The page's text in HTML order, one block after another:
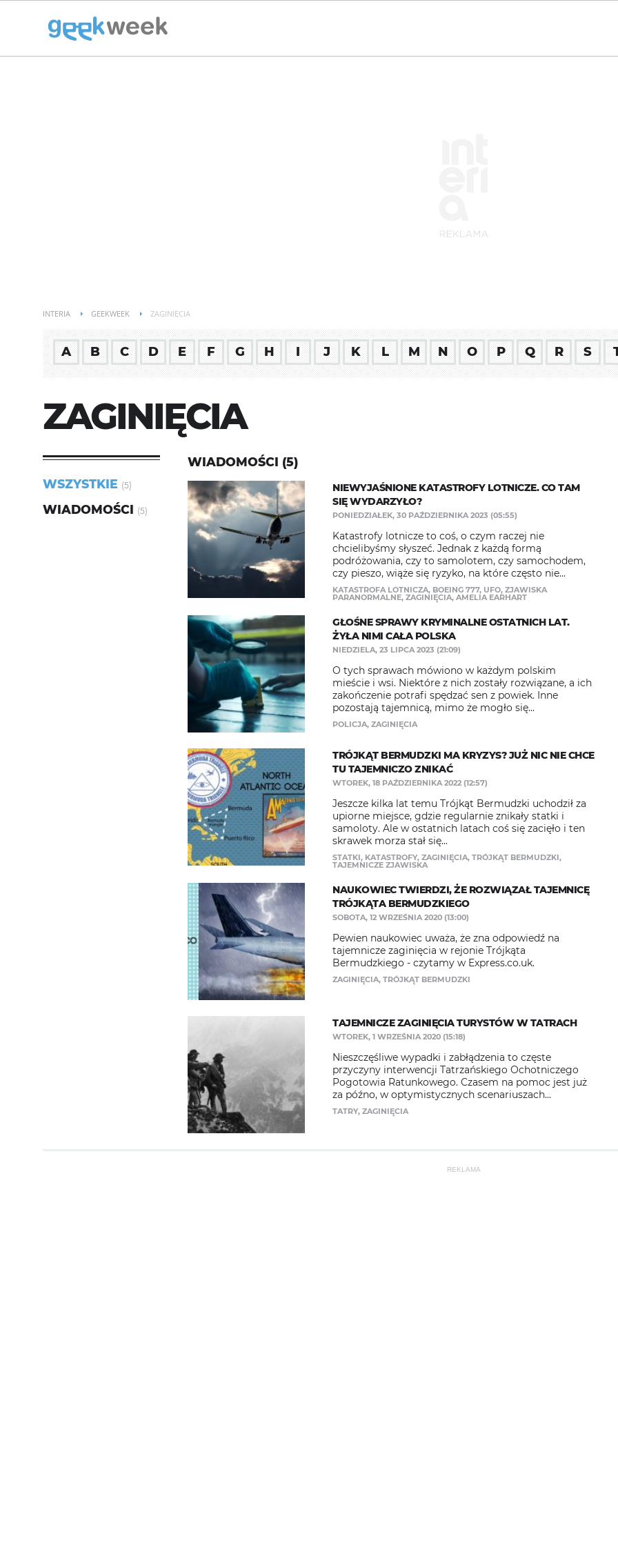
INTERIA GEEKWEEK ZAGINIĘCIA
A B C D E F G H I J K L M N O P Q R S
ZAGINIĘCIA
WSZYSTKIE (5)
WIADOMOŚCI (5)
WIADOMOŚCI (5)
NIEWYJAŚNIONE KATASTROFY LOTNICZE. CO TAM
SIĘ WYDARZYŁO?
PONIEDZIAŁEK, 30 PAŹDZIERNIKA 2023 (05:55)
Katastrofy lotnicze to coś, o czym raczej nie
chcielibyśmy słyszeć. Jednak z każdą formą
podróżowania, czy to samolotem, czy samochodem,
czy pieszo, wiąże się ryzyko, na które często nie...
KATASTROFA LOTNICZA, BOEING 777, UFO, ZJAWISKA
PARANORMALNE, ZAGINIĘCIA, AMELIA EARHART
GŁOŚNE SPRAWY KRYMINALNE OSTATNICH LAT.
ŻYŁA NIMI CAŁA POLSKA
NIEDZIELA, 23 LIPCA 2023 (21:09)
O tych sprawach mówiono w każdym polskim
mieście i wsi. Niektóre z nich zostały rozwiązane, a ich
zakończenie potrafi spędzać sen z powiek. Inne
pozostają tajemnicą, mimo że mogło się...
POLICJA, ZAGINIĘCIA
TRÓJKĄT BERMUDZKI MA KRYZYS? JUŻ NIC NIE CHCE
TU TAJEMNICZO ZNIKAĆ
WTOREK, 18 PAŹDZIERNIKA 2022 (12:57)
Jeszcze kilka lat temu Trójkąt Bermudzki uchodził za
upiorne miejsce, gdzie regularnie znikały statki i
samoloty. Ale w ostatnich latach coś się zacięło i ten
skrawek morza stał się...
STATKI, KATASTROFY, ZAGINIĘCIA, TRÓJKĄT BERMUDZKI,
TAJEMNICZE ZJAWISKA
NAUKOWIEC TWIERDZI, ŻE ROZWIĄZAŁ TAJEMNICĘ
TRÓJKĄTA BERMUDZKIEGO
SOBOTA, 12 WRZEŚNIA 2020 (13:00)
Pewien naukowiec uważa, że zna odpowiedź na
tajemnicze zaginięcia w rejonie Trójkąta
Bermudzkiego - czytamy w Express.co.uk.
ZAGINIĘCIA, TRÓJKĄT BERMUDZKI
TAJEMNICZE ZAGINIĘCIA TURYSTÓW W TATRACH
WTOREK, 1 WRZEŚNIA 2020 (15:18)
Nieszczęśliwe wypadki i zabłądzenia to częste
przyczyny interwencji Tatrzańskiego Ochotniczego
Pogotowia Ratunkowego. Czasem na pomoc jest już
za późno, w optymistycznych scenariuszach...
TATRY, ZAGINIĘCIA
REKLAMA